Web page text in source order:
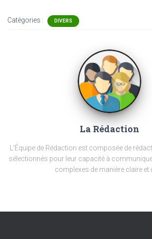
Catégories : DIVERS
La Rédaction
L'Équipe de Rédaction est composée de
sélectionnés pour leur capacité à
complexes de manière claire et